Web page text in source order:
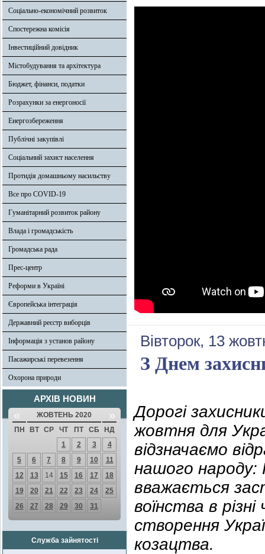
Соціально-економічний розвиток
Спостережна комісія
Інвестиційний довідник
Містобудування та архітектура
Бюджет, фінанси, податки
Розрахунки за енергоносії
Енергозбереження
Публічні закупівлі
Соціальний захист населення
Протидія домашньому насильству
Все про COVID-19
Гуманітарний розвиток району
Влада і громадськість
Громадська рада
Прес-центр
Реформи в Україні
Європейська інтеграція
Державний реєстр виборців
Інформація з установ району
Пасажирські перевезення
Охорона природи
АРХІВ НОВИН
« ЖОВТЕНЬ 2020 »
ПН ВТ СР ЧТ ПТ СБ
НД
1
2 3
4
5
6 7 8 9 10
11
12
13 14 15 16 17
18
19
20 21 22 23 24
25
26
27 28 29 30 31
Служба зайнятості
Вівторок, 13
З Днем
Дорогі
жовтня для
відзначаємо
нашого народу:
вважається
воїнства в
створення
козацтва.